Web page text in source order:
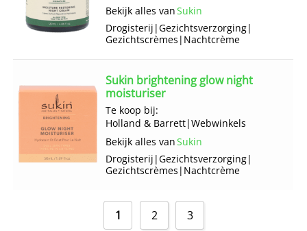
Bekijk alles vanSukin
Drogisterij |Gezichts­verzorging|
Gezichts­crèmes | Nachtcrème
Sukin brightening glow night
moisturiser
Te koop bij:
Holland & Barrett|Webwinkels
Bekijk alles vanSukin
Drogisterij |Gezichts­verzorging|
Gezichts­crèmes | Nachtcrème
1 2 3